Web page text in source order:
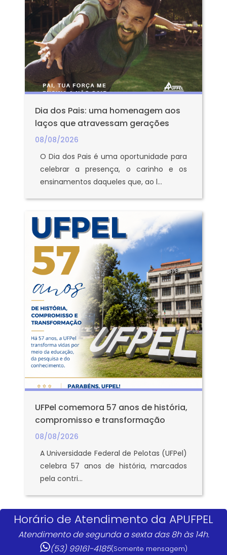
Dia dos Pais: uma homenagem aos
laços que atravessam gerações
08/08/2026
O Dia dos Pais é uma oportunidade para
celebrar a presença, o carinho e os
ensinamentos daqueles que, ao l...
UFPel comemora 57 anos de história,
compromisso e transformação
08/08/2026
A Universidade Federal de Pelotas (UFPel)
celebra 57 anos de história, marcados
pela contri...
Horário de Atendimento da APUFPEL
Atendimento de segunda a sexta das 8h às 14h.
(53) 99161-4185(Somente mensagem)